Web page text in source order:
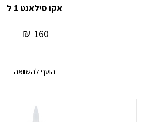
אקו סילאנט 1 ל
160
₪
הוסף להשוואה